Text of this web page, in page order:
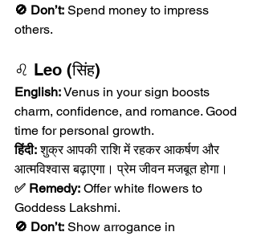
🚫 Don’t: Spend money to impress
others.
♌ Leo (सिंह)
English: Venus in your sign boosts
charm, confidence, and romance. Good
time for personal growth.
हिंदी: शुक्र आपकी राशि में रहकर आकर्षण और
आत्मविश्वास बढ़ाएगा। प्रेम जीवन मजबूत होगा।
✅ Remedy: Offer white flowers to
Goddess Lakshmi.
🚫 Don’t: Show arrogance in